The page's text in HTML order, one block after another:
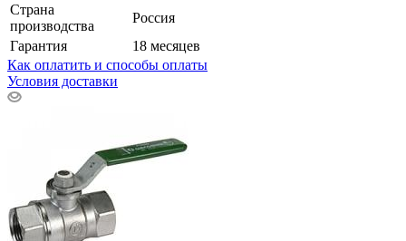
Страна
производства
Россия
Гарантия
18 месяцев
Как оплатить и способы оплаты
Условия доставки